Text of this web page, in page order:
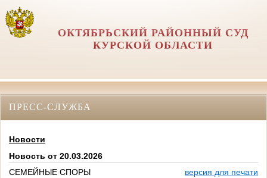
ОКТЯБРЬСКИЙ РАЙОННЫЙ СУД
КУРСКОЙ ОБЛАСТИ
ПРЕСС-СЛУЖБА
Новости
Новость от 20.03.2026
СЕМЕЙНЫЕ СПОРЫ
версия для печати